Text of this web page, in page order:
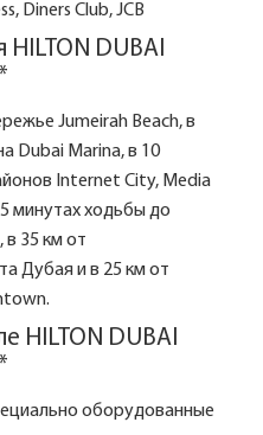
Diners Club, JCB
DUBAI
Jumeirah Beach, в
Dubai Marina, в 10
Internet City, Media
минутах ходьбы до
35 км от
Дубая и в 25 км от
HILTON DUBAI
оборудованные